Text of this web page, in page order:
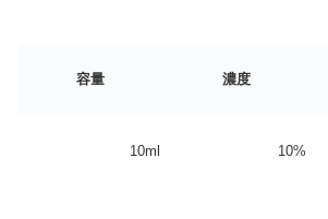
容量 濃度
10ml 10%